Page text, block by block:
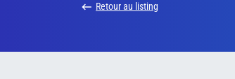
Retour au listing